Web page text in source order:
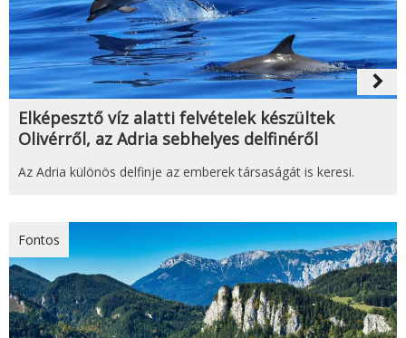
navigate_next
Elképesztő víz alatti felvételek készültek
Olivérről, az Adria sebhelyes delfinéről
Az Adria különös delfinje az emberek társaságát is keresi.
Fontos